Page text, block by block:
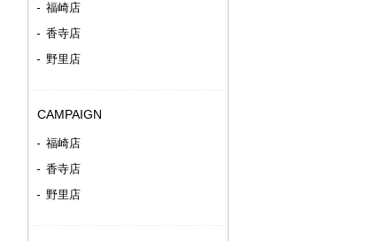
福崎店
香寺店
野里店
CAMPAIGN
福崎店
香寺店
野里店